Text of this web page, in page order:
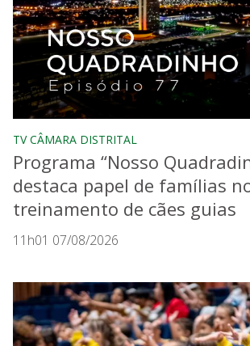
TV CÂMARA DISTRITAL
Programa “Nosso
destaca papel de famílias
treinamento de cães guias
11h01 07/08/2026